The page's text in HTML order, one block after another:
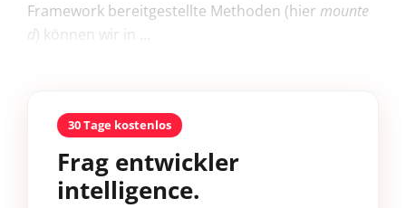
Framework bereitgestellte Methoden (hier mounte
d) können wir in ...
30 Tage kostenlos
Frag entwickler
intelligence.